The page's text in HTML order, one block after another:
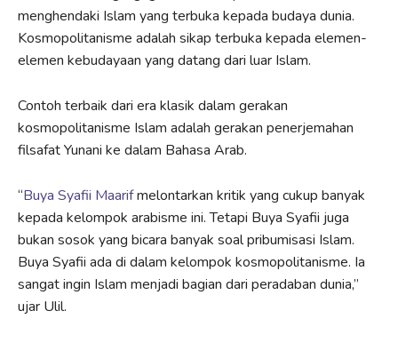
menghendaki Islam yang terbuka kepada budaya dunia.
Kosmopolitanisme adalah sikap terbuka kepada elemen-
elemen kebudayaan yang datang dari luar Islam.
Contoh terbaik dari era klasik dalam gerakan
kosmopolitanisme Islam adalah gerakan penerjemahan
filsafat Yunani ke dalam Bahasa Arab.
“Buya Syafii Maarifmelontarkan kritik yang cukup banyak
kepada kelompok arabisme ini. Tetapi Buya Syafii juga
bukan sosok yang bicara banyak soal pribumisasi Islam.
Buya Syafii ada di dalam kelompok kosmopolitanisme. Ia
sangat ingin Islam menjadi bagian dari peradaban dunia,”
ujar Ulil.